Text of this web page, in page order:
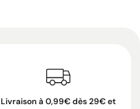
Livraison à 0,99€ dès 29€ et